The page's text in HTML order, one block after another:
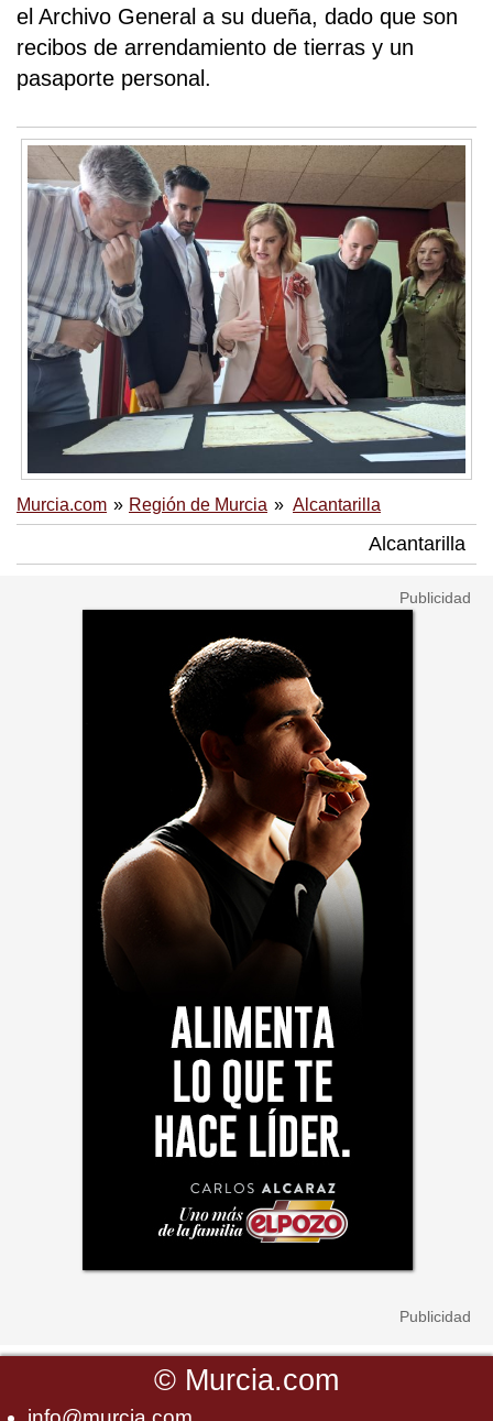
el Archivo General a su dueña, dado que son
recibos de arrendamiento de tierras y un
pasaporte personal.
Murcia.com Región de Murcia Alcantarilla
Alcantarilla
© Murcia.com